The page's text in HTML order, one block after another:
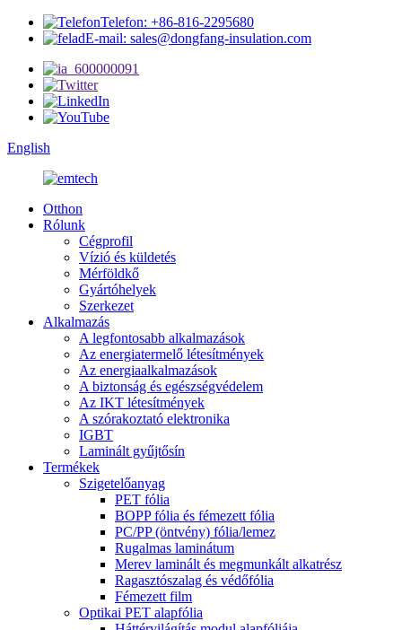
Telefon: +86-816-2295680
E-mail: sales@dongfang-insulation.com
English
Otthon
Rólunk
Cégprofil
Vízió és küldetés
Mérföldkő
Gyártóhelyek
Szerkezet
Alkalmazás
A legfontosabb alkalmazások
Az energiatermelő létesítmények
Az energiaalkalmazások
A biztonság és egészségvédelem
Az IKT létesítmények
A szórakoztató elektronika
IGBT
Laminált gyűjtősín
Termékek
Szigetelőanyag
PET fólia
BOPP fólia és fémezett fólia
PC/PP (öntvény) fólia/lemez
Rugalmas laminátum
Merev laminált és megmunkált alkatrész
Ragasztószalag és védőfólia
Fémezett film
Optikai PET alapfólia